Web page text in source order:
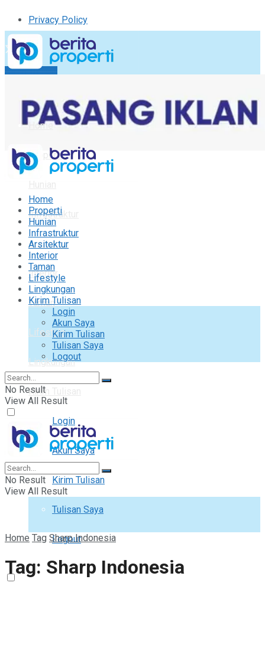
Privacy Policy
Kirim Tulisan
Logout
Home
Properti
Infrastruktur
Arsitektur
Interior
Taman
Lifestyle
Lingkungan
Kirim Tulisan
Login
Akun Saya
Kirim Tulisan
Tulisan Saya
Logout
Home
Properti
Hunian
Infrastruktur
Arsitektur
Interior
Taman
Lifestyle
Lingkungan
Kirim Tulisan
Login
Akun Saya
Kirim Tulisan
Tulisan Saya
Logout
No Result
View All Result
No Result
View All Result
Home Tag Sharp Indonesia
Tag: Sharp Indonesia